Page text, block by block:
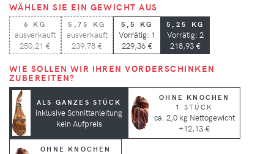
WÄHLEN SIE EIN GEWICHT AUS
6 KG
ausverkauft
250,21 €
5,75 KG
ausverkauft
239,78 €
5,5 KG
Vorrätig: 1
229,36 €
5,25 KG
Vorrätig: 2
218,93 €
WIE SOLLEN WIR IHREN VORDERSCHINKEN
ZUBEREITEN?
ALS GANZES STÜCK
inklusive Schnittanleitung
kein Aufpreis
OHNE KNOCHEN
1 STÜCK
ca. 2,0 kg Nettogewicht
+12,13 €
OHNE KNOCHEN